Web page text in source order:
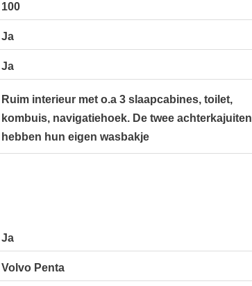
100
Ja
Ja
Ruim interieur met o.a 3 slaapcabines, toilet,
kombuis, navigatiehoek. De twee achterkajuiten
hebben hun eigen wasbakje
Ja
Volvo Penta